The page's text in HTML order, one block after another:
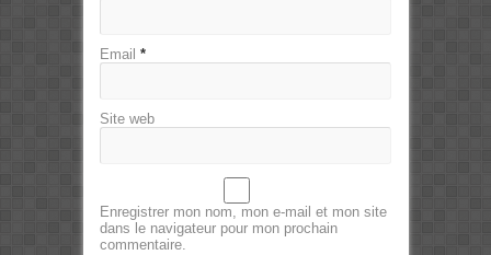
Email *
Site web
Enregistrer mon nom, mon e-mail et mon site
dans le navigateur pour mon prochain
commentaire.